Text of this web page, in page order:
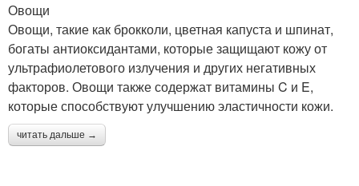
Овощи
Овощи, такие как брокколи, цветная капуста и шпинат,
богаты антиоксидантами, которые защищают кожу от
ультрафиолетового излучения и других негативных
факторов. Овощи также содержат витамины C и E,
которые способствуют улучшению эластичности кожи.
читать дальше →